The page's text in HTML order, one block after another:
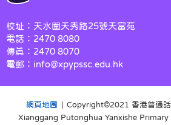
校址：天水圍天秀路25號天富苑
電話：2470 8080
傳真：2470 8070
電郵：info@xpypssc.edu.hk
網頁地圖
| Copyright©️2021 香港普通話
Xianggang Putonghua Yanxishe Primary